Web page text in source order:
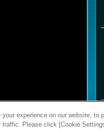
experience on our website, to
traffic. Please click [Cookie